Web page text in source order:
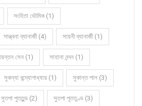
সংহিতা ভৌমিক (1)
সান্ত্বনা ব্যানার্জী (4) সায়নী ব্যানার্জী (1)
সেন (1) সাহানা নন্দন (1)
সুকন্যা বন্দ্যোপাধ্যায় (1) সুকান্ত পাল (3)
সুতপা পুততুন্ড (2) সুতপা পূততুণ্ড (3)